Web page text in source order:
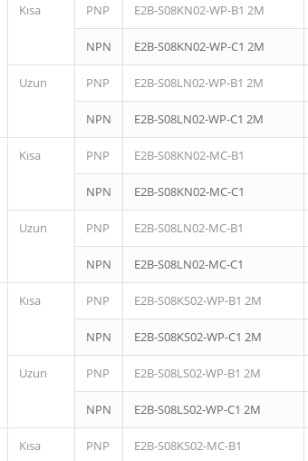
Kısa PNP E2B-S08KN02-WP-B1 2M
NPN E2B-S08KN02-WP-C1 2M
Uzun PNP E2B-S08LN02-WP-B1 2M
NPN E2B-S08LN02-WP-C1 2M
Kısa PNP E2B-S08KN02-MC-B1
NPN E2B-S08KN02-MC-C1
Uzun PNP E2B-S08LN02-MC-B1
NPN E2B-S08LN02-MC-C1
Kısa PNP E2B-S08KS02-WP-B1 2M
NPN E2B-S08KS02-WP-C1 2M
Uzun PNP E2B-S08LS02-WP-B1 2M
NPN E2B-S08LS02-WP-C1 2M
Kısa PNP E2B-S08KS02-MC-B1